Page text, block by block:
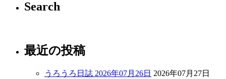
Search
最近の投稿
うろうろ日誌 2026年07月26日 2026年07月27日